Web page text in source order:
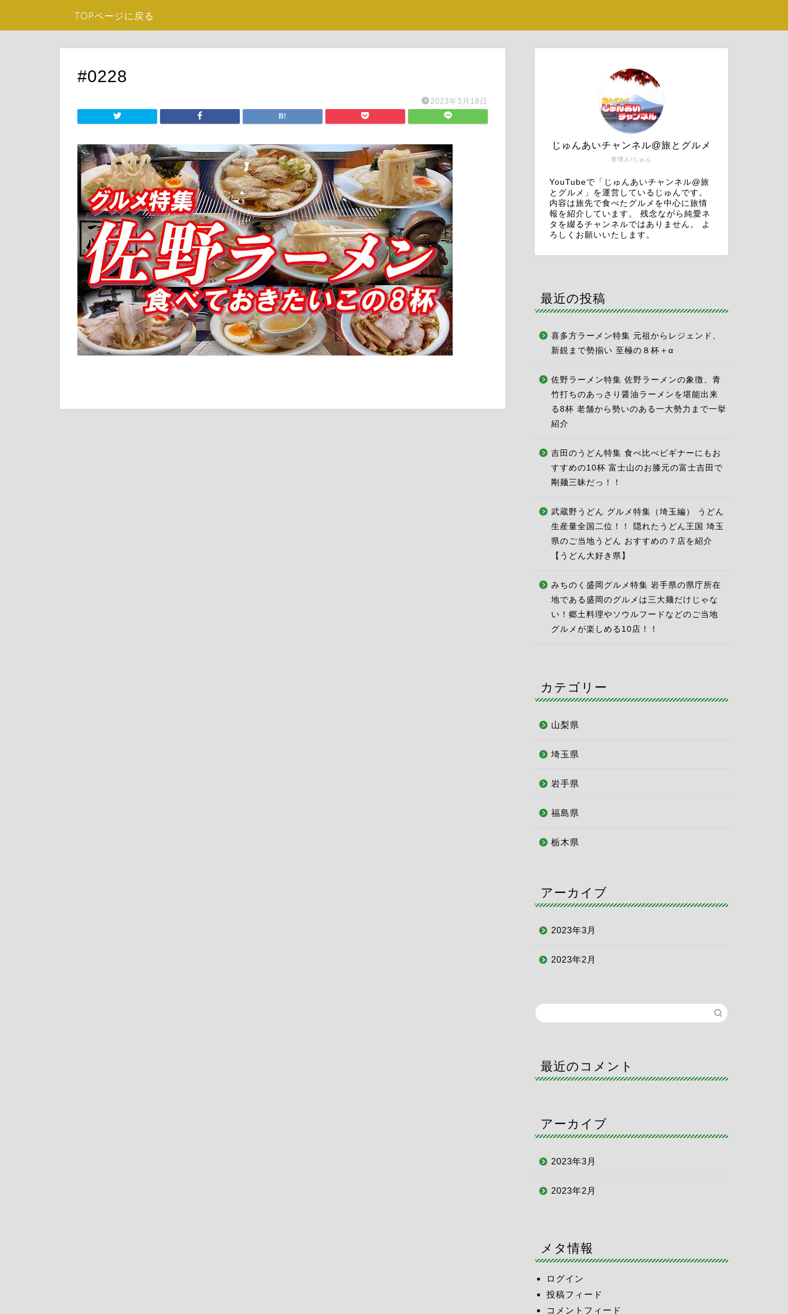
TOPページに戻る
#0228
2023年3月18日
管理人/じゅん
じゅんあいチャンネル@旅とグルメ
YouTubeで「じゅんあいチャンネル@旅
とグルメ」を運営しているじゅんです。
内容は旅先で食べたグルメを中心に旅情
報を紹介しています。 残念ながら純愛ネ
タを綴るチャンネルではありません。 よ
ろしくお願いいたします。
最近の投稿
喜多方ラーメン特集 元祖からレジェンド、
新鋭まで勢揃い 至極の８杯＋α
佐野ラーメン特集 佐野ラーメンの象徴、青
竹打ちのあっさり醤油ラーメンを堪能出来
る8杯 老舗から勢いのある一大勢力まで一挙
紹介
吉田のうどん特集 食べ比べビギナーにもお
すすめの10杯 富士山のお膝元の富士吉田で
剛麺三昧だっ！！
武蔵野うどん グルメ特集（埼玉編） うどん
生産量全国二位！！ 隠れたうどん王国 埼玉
県のご当地うどん おすすめの７店を紹介
【うどん大好き県】
みちのく盛岡グルメ特集 岩手県の県庁所在
地である盛岡のグルメは三大麺だけじゃな
い！郷土料理やソウルフードなどのご当地
グルメが楽しめる10店！！
カテゴリー
山梨県
埼玉県
岩手県
福島県
栃木県
アーカイブ
2023年3月
2023年2月
最近のコメント
アーカイブ
2023年3月
2023年2月
メタ情報
ログイン
投稿フィード
コメントフィード